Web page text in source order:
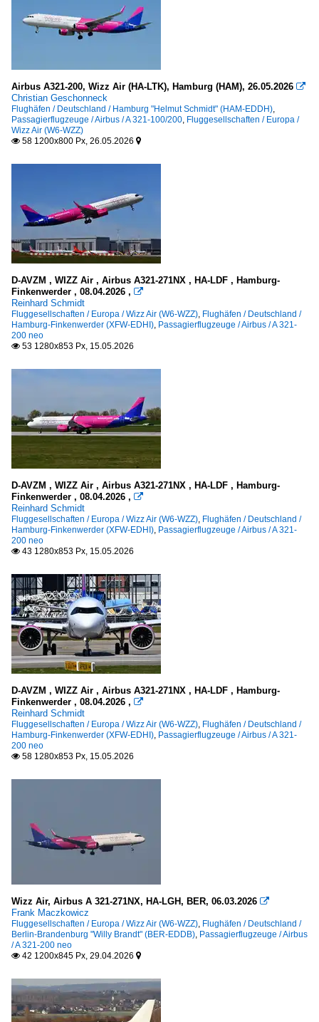
Airbus A321-200, Wizz Air (HA-LTK), Hamburg (HAM), 26.05.2026 
Christian Geschonneck
Flughäfen / Deutschland / Hamburg "Helmut Schmidt" (HAM-EDDH),
Passagierflugzeuge / Airbus / A 321-100/200, Fluggesellschaften / Europa /
Wizz Air (W6-WZZ)
 58 1200x800 Px, 26.05.2026 
D-AVZM , WIZZ Air , Airbus A321-271NX , HA-LDF , Hamburg-
Finkenwerder , 08.04.2026 , 
Reinhard Schmidt
Fluggesellschaften / Europa / Wizz Air (W6-WZZ), Flughäfen / Deutschland /
Hamburg-Finkenwerder (XFW-EDHI), Passagierflugzeuge / Airbus / A 321-
200 neo
 53 1280x853 Px, 15.05.2026
D-AVZM , WIZZ Air , Airbus A321-271NX , HA-LDF , Hamburg-
Finkenwerder , 08.04.2026 , 
Reinhard Schmidt
Fluggesellschaften / Europa / Wizz Air (W6-WZZ), Flughäfen / Deutschland /
Hamburg-Finkenwerder (XFW-EDHI), Passagierflugzeuge / Airbus / A 321-
200 neo
 43 1280x853 Px, 15.05.2026
D-AVZM , WIZZ Air , Airbus A321-271NX , HA-LDF , Hamburg-
Finkenwerder , 08.04.2026 , 
Reinhard Schmidt
Fluggesellschaften / Europa / Wizz Air (W6-WZZ), Flughäfen / Deutschland /
Hamburg-Finkenwerder (XFW-EDHI), Passagierflugzeuge / Airbus / A 321-
200 neo
 58 1280x853 Px, 15.05.2026
Wizz Air, Airbus A 321-271NX, HA-LGH, BER, 06.03.2026 
Frank Maczkowicz
Fluggesellschaften / Europa / Wizz Air (W6-WZZ), Flughäfen / Deutschland /
Berlin-Brandenburg "Willy Brandt" (BER-EDDB), Passagierflugzeuge / Airbus
/ A 321-200 neo
 42 1200x845 Px, 29.04.2026 